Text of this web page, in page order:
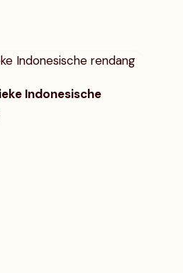
Indonesische